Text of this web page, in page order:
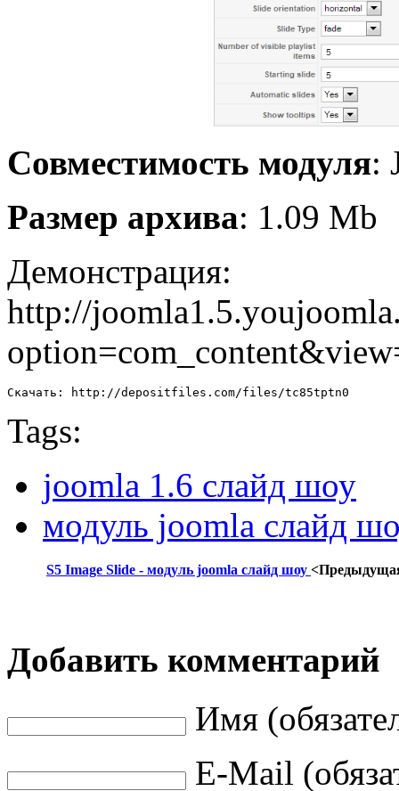
Совместимость модуля:
Размер архива: 1.09 Mb
Демонстрация:
http://
Скачать: http://depositfiles.com/files/tc85tptn0
Tags:
joomla 1.6 слайд шоу
модуль joomla слайд
S5 Image Slide - модуль joomla слайд шоу
Добавить комментарий
Имя
E-Mail